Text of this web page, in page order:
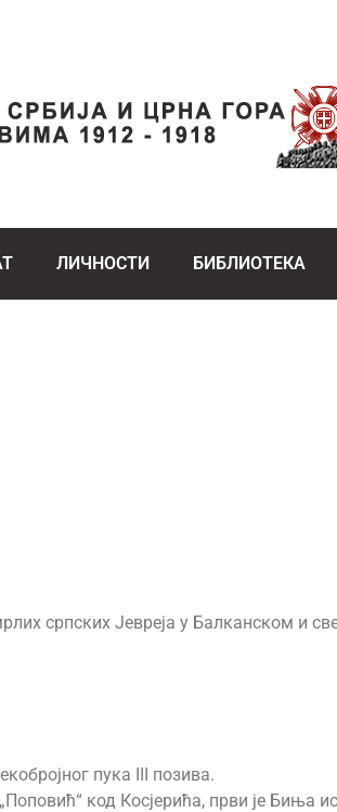
ЛИЧНОСТИ БИБЛИОТЕКА
српских Јевреја у Балканском и
пука III позива.
код Косјерића, први је Биња